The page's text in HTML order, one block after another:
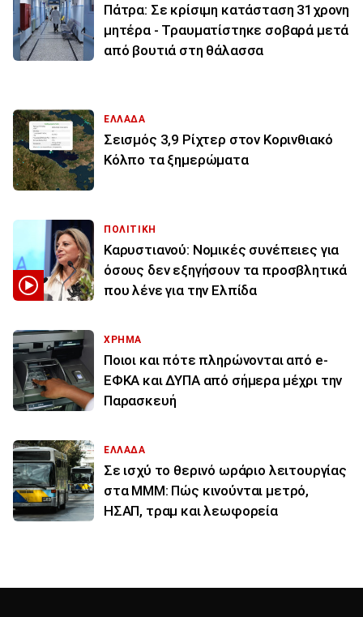
Πάτρα: Σε κρίσιμη κατάσταση 31χρονη
μητέρα - Τραυματίστηκε σοβαρά μετά
από βουτιά στη θάλασσα
ΕΛΛΑΔΑ
Σεισμός 3,9 Ρίχτερ στον Κορινθιακό
Κόλπο τα ξημερώματα
ΠΟΛΙΤΙΚΗ
Καρυστιανού: Νομικές συνέπειες για
όσους δεν εξηγήσουν τα προσβλητικά
που λένε για την Ελπίδα
ΧΡΗΜΑ
Ποιοι και πότε πληρώνονται από e-
ΕΦΚΑ και ΔΥΠΑ από σήμερα μέχρι την
Παρασκευή
ΕΛΛΑΔΑ
Σε ισχύ το θερινό ωράριο λειτουργίας
στα ΜΜΜ: Πώς κινούνται μετρό,
ΗΣΑΠ, τραμ και λεωφορεία